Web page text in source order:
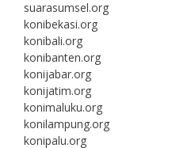
suarasumsel.org
konibekasi.org
konibali.org
konibanten.org
konijabar.org
konijatim.org
konimaluku.org
konilampung.org
konipalu.org